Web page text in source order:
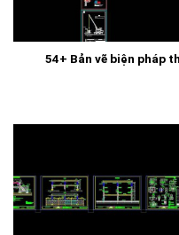
54+ Bản vẽ biện pháp